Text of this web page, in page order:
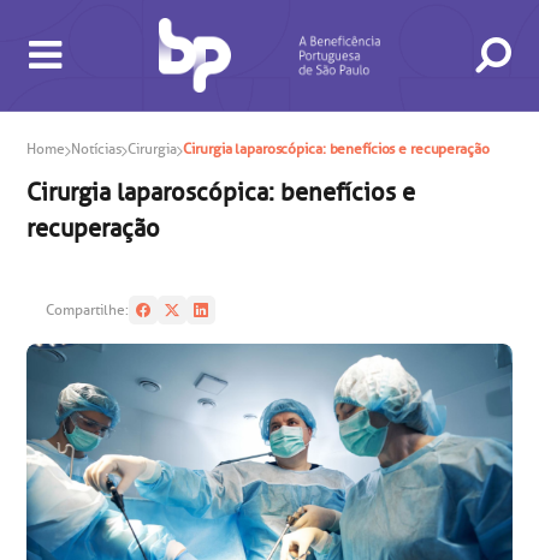
Home Notícias Cirurgia Cirurgia laparoscópica: benefícios e recuperação
Cirurgia laparoscópica: benefícios e
recuperação
Compartilhe: